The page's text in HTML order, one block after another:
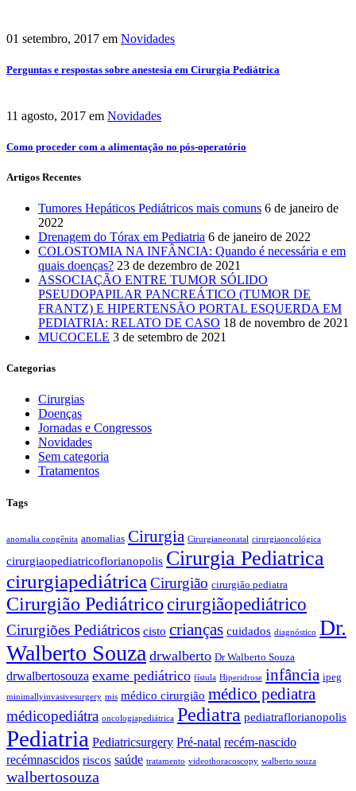
01 setembro, 2017 em Novidades
Perguntas e respostas sobre anestesia em Cirurgia Pediátrica
11 agosto, 2017 em Novidades
Como proceder com a alimentação no pós-operatório
Artigos Recentes
Tumores Hepáticos Pediátricos mais comuns 6 de janeiro de
2022
Drenagem do Tórax em Pediatria 6 de janeiro de 2022
COLOSTOMIA NA INFÂNCIA: Quando é necessária e em
quais doenças? 23 de dezembro de 2021
ASSOCIAÇÃO ENTRE TUMOR SÓLIDO
PSEUDOPAPILAR PANCREÁTICO (TUMOR DE
FRANTZ) E HIPERTENSÃO PORTAL ESQUERDA EM
PEDIATRIA: RELATO DE CASO 18 de novembro de 2021
MUCOCELE 3 de setembro de 2021
Categorias
Cirurgias
Doenças
Jornadas e Congressos
Novidades
Sem categoria
Tratamentos
Tags
anomalia congênita anomalias Cirurgia Cirurgianeonatal cirurgiaoncológica
cirurgiaopediatricoflorianopolis Cirurgia Pediatrica
cirurgiapediátrica Cirurgião cirurgião pediatra
Cirurgião Pediátrico cirurgiãopediátrico
Cirurgiões Pediátricos cisto crianças cuidados diagnóstico Dr.
Walberto Souza drwalberto Dr Walberto Souza
drwalbertosouza exame pediátrico fístula Hiperidrose infância ipeg
minimallyinvasivesurgery mis médico cirurgião médico pediatra
médicopediátra oncologiapediátrica Pediatra pediatraflorianopolis
Pediatria Pediatricsurgery Pré-natal recém-nascido
recémnascidos riscos saúde tratamento videothoracoscopy walberto souza
walbertosouza